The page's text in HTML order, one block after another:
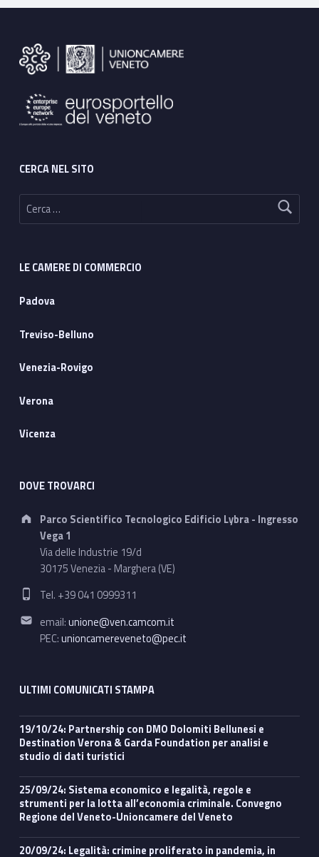
CERCA NEL SITO
Ricerca per:
LE CAMERE DI COMMERCIO
Padova
Treviso-Belluno
Venezia-Rovigo
Verona
Vicenza
DOVE TROVARCI
Address:
Parco Scientifico Tecnologico Edificio Lybra - Ingresso
Vega 1
Via delle Industrie 19/d
30175 Venezia - Marghera (VE)
Phone number:
Tel. +39 041 0999311
Email address:
email:unione@ven.camcom.it
PEC:unioncamereveneto@pec.it
ULTIMI COMUNICATI STAMPA
19/10/24: Partnership con DMO Dolomiti Bellunesi e
Destination Verona & Garda Foundation per analisi e
studio di dati turistici
25/09/24: Sistema economico e legalità, regole e
strumenti per la lotta all’economia criminale. Convegno
Regione del Veneto-Unioncamere del Veneto
20/09/24: Legalità: crimine proliferato in pandemia, in